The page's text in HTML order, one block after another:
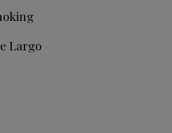
Largo